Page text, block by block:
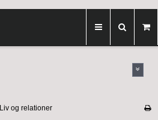
Liv og relationer